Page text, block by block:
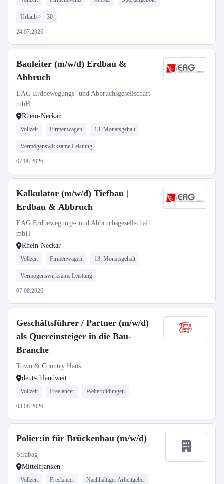
Urlaub >= 30
24.07.2026
Bauleiter (m/w/d) Erdbau &
Abbruch
EAG Erdbewegungs- und Abbruchsgesellschaft
mbH
Rhein-Neckar
Vollzeit Firmenwagen 13. Monatsgehalt
Vermögenswirksame Leistung
07.08.2026
Kalkulator (m/w/d) Tiefbau |
Erdbau & Abbruch
EAG Erdbewegungs- und Abbruchsgesellschaft
mbH
Rhein-Neckar
Vollzeit Firmenwagen 13. Monatsgehalt
Vermögenswirksame Leistung
07.08.2026
Geschäftsführer / Partner (m/w/d)
als Quereinsteiger in die Bau-
Branche
Town & Country Haus
deutschlandweit
Vollzeit Freelancer Weiterbildungen
03.08.2026
Polier:in für Brückenbau (m/w/d)
Strabag
Mittelfranken
Vollzeit Freelancer Nachhaltiger Arbeitgeber